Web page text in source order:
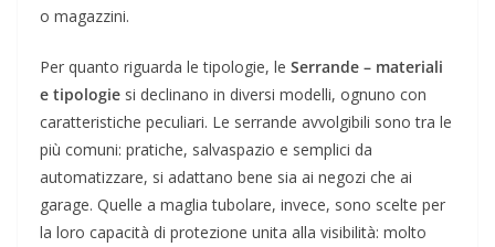
o magazzini.
Per quanto riguarda le tipologie, le Serrande – materiali
e tipologie si declinano in diversi modelli, ognuno con
caratteristiche peculiari. Le serrande avvolgibili sono tra le
più comuni: pratiche, salvaspazio e semplici da
automatizzare, si adattano bene sia ai negozi che ai
garage. Quelle a maglia tubolare, invece, sono scelte per
la loro capacità di protezione unita alla visibilità: molto